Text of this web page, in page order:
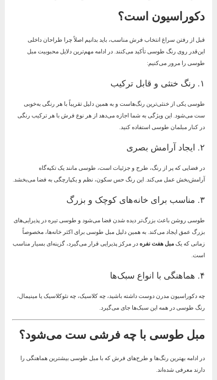
دکوراسیون است؟
قبل از رفتن سراغ انتخاب فرش مناسب، باید بدانیم اصلاً چرا طراحان داخلی
این‌قدر روی رنگ طوسی تأکید می‌کنند. در ادامه مهم‌ترین دلایل محبوبیت مبل
طوسی را مرور می‌کنیم:
طوسی یکی از خنثی‌ترین رنگ‌هاست و به همین دلیل تقریباً با هر رنگی به‌خوبی
ست می‌شود. این ویژگی به شما اجازه می‌دهد از هر نوع فرش با هر ترکیب رنگی
در کنار مبلمان طوسی استفاده کنید.
۲. ایجاد آرامش بصری
در فضایی که پر از رنگ، طرح و جزئیات است، طوسی مانند یک تکیه‌گاه
آرامش‌بخش عمل می‌کند. این رنگ حس سکون، نظم و یکپارچگی به فضا می‌بخشد.
۳. مناسب برای خانه‌های کوچک و بزرگ
طوسی روشن باعث بزرگ‌تر دیده شدن فضا می‌شود و طوسی تیره در پذیرایی‌های
بزرگ عمق ایجاد می‌کند. به همین دلیل مبل طوسی برای اکثر خانه‌ها، مخصوصاً
زمانی که یکمبل هفت نفره در مرکز پذیرایی قرار می‌گیرد، گزینه‌ای بسیار مناسب
است.
۴. هماهنگی با انواع سبک‌ها
چه دکوراسیون مدرن دوست داشته باشید، چه کلاسیک، چه نئوکلاسیک یا مینیمال،
رنگ طوسی در همه این سبک‌ها جای می‌گیرد.
مبل طوسی با چه فرشی ست می‌شود؟
در ادامه بهترین رنگ‌ها و طرح‌های فرش که با مبل طوسی بیشترین هماهنگی را
دارند معرفی شده‌اند.